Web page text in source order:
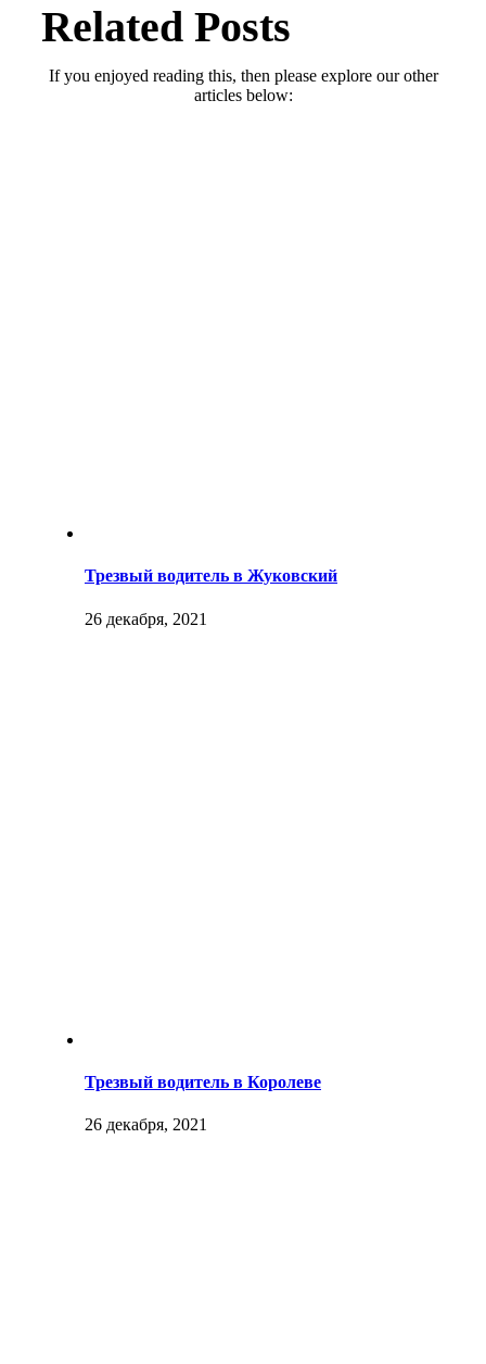
Related Posts
If you enjoyed reading this, then please explore our other
articles below:
Трезвый водитель в Жуковский
26 декабря, 2021
Трезвый водитель в Королеве
26 декабря, 2021